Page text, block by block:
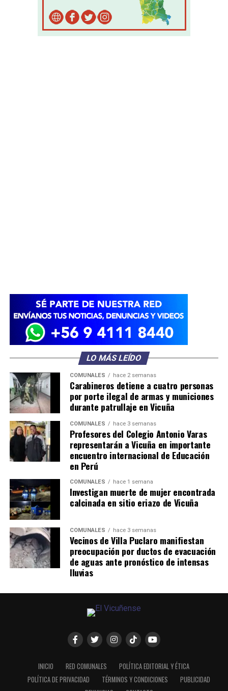
LO MÁS LEÍDO
COMUNALES hace 2 semanas
Carabineros detiene a cuatro personas
por porte ilegal de armas y municiones
durante patrullaje en Vicuña
COMUNALES hace 3 semanas
Profesores del Colegio Antonio Varas
representarán a Vicuña en importante
encuentro internacional de Educación
en Perú
COMUNALES hace 1 semana
Investigan muerte de mujer encontrada
calcinada en sitio eriazo de Vicuña
COMUNALES hace 3 semanas
Vecinos de Villa Puclaro manifiestan
preocupación por ductos de evacuación
de aguas ante pronóstico de intensas
lluvias
INICIO RED COMUNALES
POLÍTICA EDITORIAL Y ÉTICA
POLÍTICA DE PRIVACIDAD
TÉRMINOS Y CONDICIONES
PUBLICIDAD